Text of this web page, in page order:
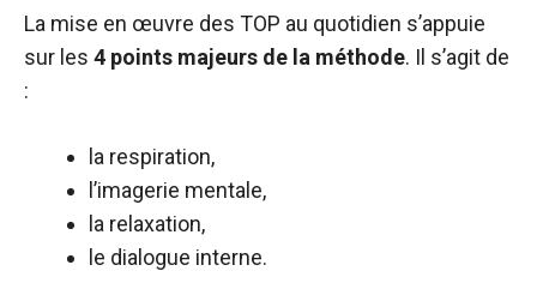
La mise en œuvre des TOP au quotidien s’appuie
sur les 4 points majeurs de la méthode. Il s’agit de
:
la respiration,
l’imagerie mentale,
la relaxation,
le dialogue interne.